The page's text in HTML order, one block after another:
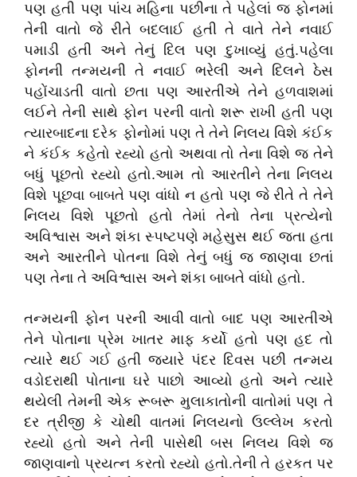
પણ હતી પણ પાંચ મહિના પછીના તે પહેલાં જ ફોનમાં
તેની વાતો જે રીતે બદલાઈ હતી તે વાતે તેને નવાઈ
પમાડી હતી અને તેનું દિલ પણ દુખાવ્યું હતું.પહેલા
ફોનની તન્મયની તે નવાઈ ભરેલી અને દિલને ઠેસ
પહોંચાડતી વાતો છતા પણ આરતીએ તેને હળવાશમાં
લઈને તેની સાથે ફોન પરની વાતો શરૂ રાખી હતી પણ
ત્યારબાદના દરેક ફોનોમાં પણ તે તેને નિલય વિશે કંઈક
ને કંઈક કહેતો રહ્યો હતો અથવા તો તેના વિશે જ તેને
બધું પૂછતો રહ્યો હતો.આમ તો આરતીને તેના નિલય
વિશે પૂછવા બાબતે પણ વાંધો ન હતો પણ જે રીતે તે તેને
નિલય વિશે પૂછતો હતો તેમાં તેનો તેના પ્રત્યેનો
અવિશ્વાસ અને શંકા સ્પષ્ટપણે મહેસુસ થઈ જતા હતા
અને આરતીને પોતના વિશે તેનું બધું જ જાણવા છતાં
પણ તેના તે અવિશ્વાસ અને શંકા બાબતે વાંધો હતો.
તન્મયની ફોન પરની આવી વાતો બાદ પણ આરતીએ
તેને પોતાના પ્રેમ ખાતર માફ કર્યો હતો પણ હદ તો
ત્યારે થઈ ગઈ હતી જ્યારે પંદર દિવસ પછી તન્મય
વડોદરાથી પોતાના ઘરે પાછો આવ્યો હતો અને ત્યારે
થયેલી તેમની એક રૂબરૂ મુલાકાતોની વાતોમાં પણ તે
દર ત્રીજી કે ચોથી વાતમાં નિલયનો ઉલ્લેખ કરતો
રહ્યો હતો અને તેની પાસેથી બસ નિલય વિશે જ
જાણવાનો પ્રયત્ન કરતો રહ્યો હતો.તેની તે હરકત પર